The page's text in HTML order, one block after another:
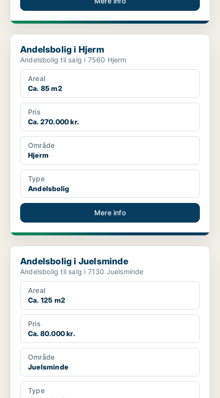
Andelsbolig i Hjerm
Andelsbolig i Hjerm
Andelsbolig til salg i 7560 Hjerm
Areal
Ca. 85 m2
Pris
Ca. 270.000 kr.
Område
Hjerm
Type
Andelsbolig
Mere info
Andelsbolig i Juelsminde
Andelsbolig i Juelsminde
Andelsbolig til salg i 7130 Juelsminde
Areal
Ca. 125 m2
Pris
Ca. 80.000 kr.
Område
Juelsminde
Type